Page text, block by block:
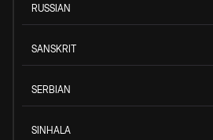
RUSSIAN
SANSKRIT
SERBIAN
SINHALA